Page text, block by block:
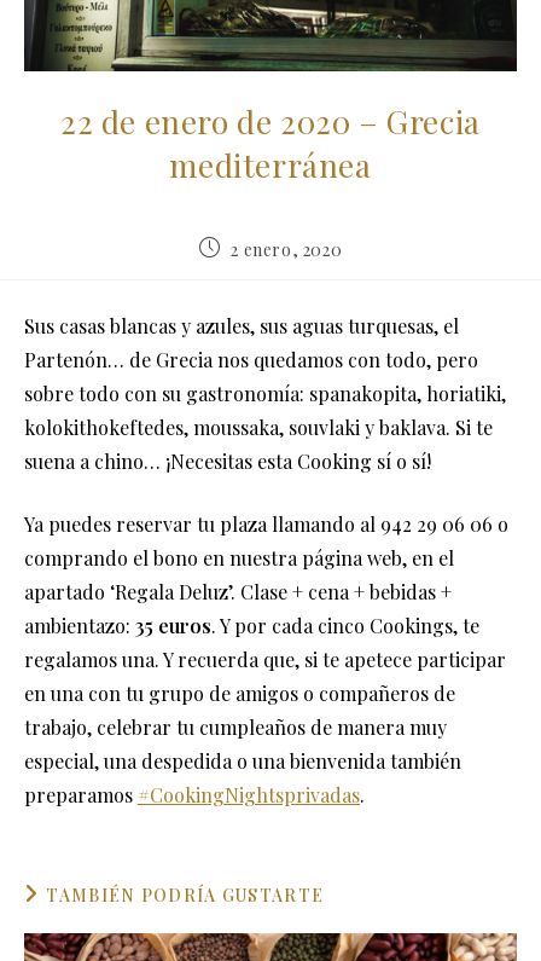
22 de enero de 2020 – Grecia
mediterránea
Publicación
entrada:
2 enero, 2020
Sus casas blancas y azules, sus aguas turquesas, el
Partenón… de Grecia nos quedamos con todo, pero
sobre todo con su gastronomía: spanakopita, horiatiki,
kolokithokeftedes, moussaka, souvlaki y baklava. Si te
suena a chino… ¡Necesitas esta Cooking sí o sí!
Ya puedes reservar tu plaza llamando al 942 29 06 06 o
comprando el bono en nuestra página web, en el
apartado ‘Regala Deluz’. Clase + cena + bebidas +
ambientazo: 35 euros. Y por cada cinco Cookings, te
regalamos una. Y recuerda que, si te apetece participar
en una con tu grupo de amigos o compañeros de
trabajo, celebrar tu cumpleaños de manera muy
especial, una despedida o una bienvenida también
preparamos #CookingNightsprivadas.
TAMBIÉN PODRÍA GUSTARTE